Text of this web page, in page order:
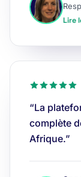
Lire
“La
complète
Afrique.”